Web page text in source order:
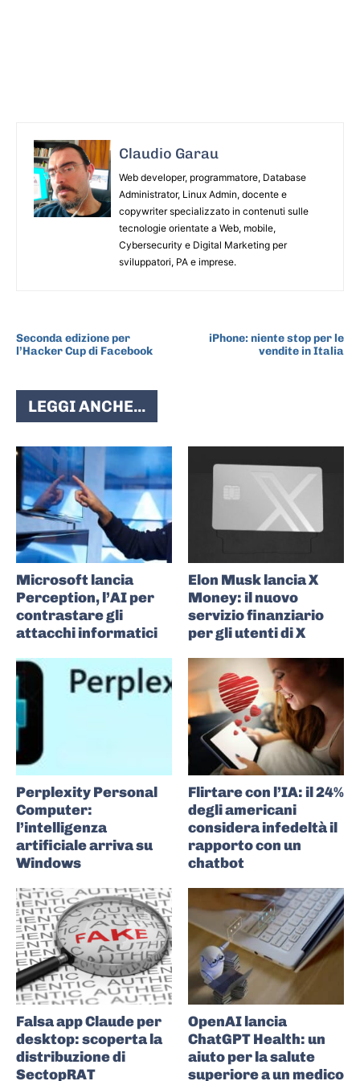
Claudio Garau
Web developer, programmatore, Database
Administrator, Linux Admin, docente e
copywriter specializzato in contenuti sulle
tecnologie orientate a Web, mobile,
Cybersecurity e Digital Marketing per
sviluppatori, PA e imprese.
Seconda edizione per
l’Hacker Cup di Facebook
iPhone: niente stop per le
vendite in Italia
LEGGI ANCHE...
Microsoft lancia
Perception, l’AI per
contrastare gli
attacchi informatici
Elon Musk lancia X
Money: il nuovo
servizio finanziario
per gli utenti di X
Perplexity Personal
Computer:
l’intelligenza
artificiale arriva su
Windows
Flirtare con l’IA: il 24%
degli americani
considera infedeltà il
rapporto con un
chatbot
Falsa app Claude per
desktop: scoperta la
distribuzione di
SectopRAT
OpenAI lancia
ChatGPT Health: un
aiuto per la salute
superiore a un medico